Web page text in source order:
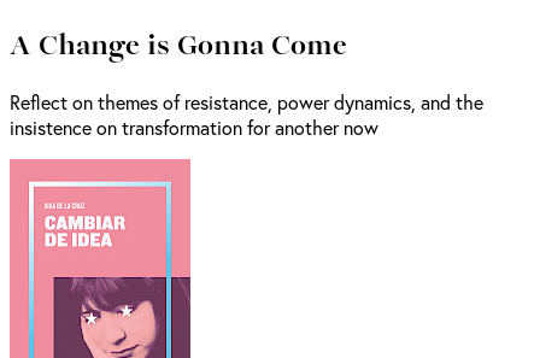
A Change is Gonna Come
Reflect on themes of resistance, power dynamics, and the
insistence on transformation for another now